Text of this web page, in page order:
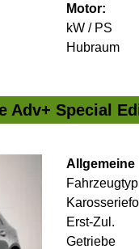
Motor:
kW / PS
Hubraum
Adv+ Special
Allgemeine
Fahrzeugtyp
Erst-Zul.
Getriebe